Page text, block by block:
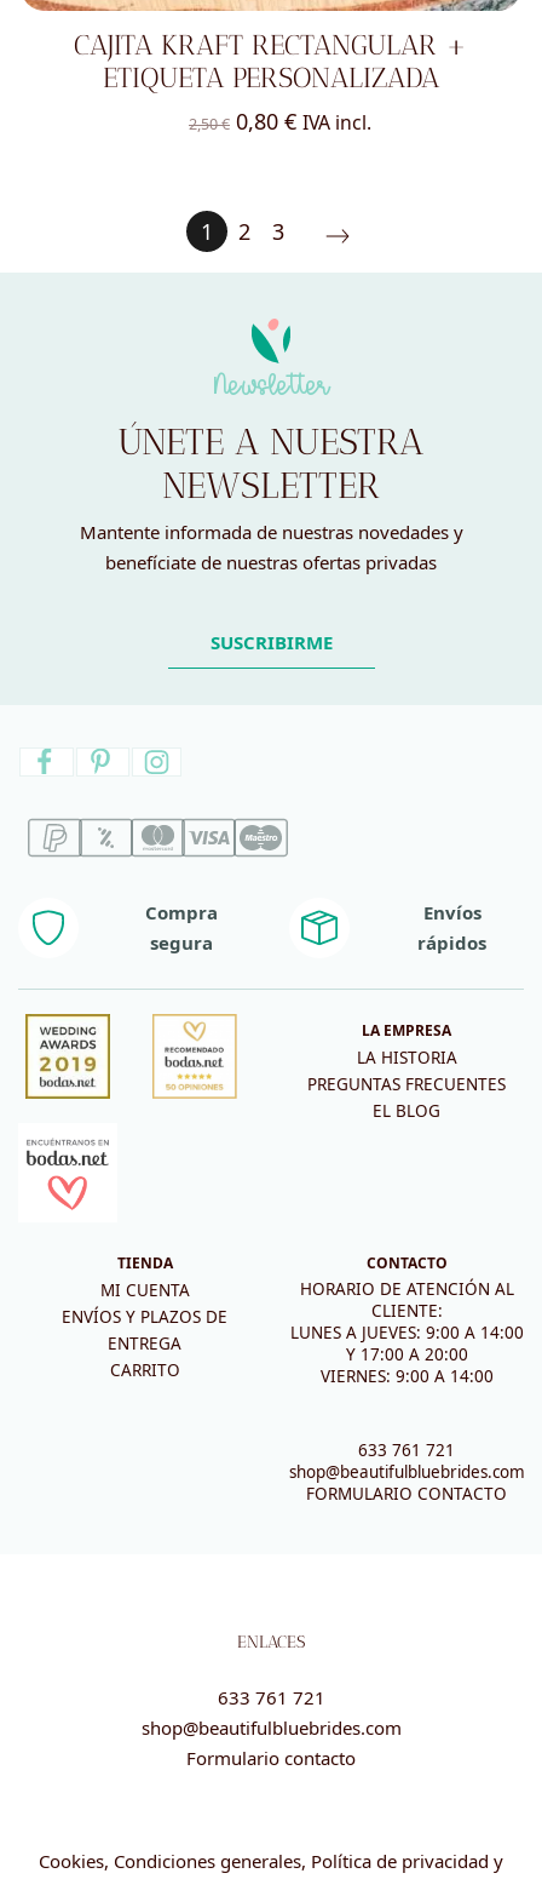
CAJITA KRAFT RECTANGULAR +
ETIQUETA PERSONALIZADA
2,50€ El
era:
2,50 €.
0,80 €El
0,80 €.
IVA incl.
1 2 3
Newsletter
ÚNETE A NUESTRA
NEWSLETTER
Mantente informada de nuestras novedades y
benefíciate de nuestras ofertas privadas
SUSCRIBIRME
Compra
segura
Envíos
rápidos
LA EMPRESA
LA HISTORIA
PREGUNTAS FRECUENTES
EL BLOG
TIENDA
MI CUENTA
ENVÍOS Y PLAZOS DE
ENTREGA
CARRITO
CONTACTO
HORARIO DE ATENCIÓN AL
CLIENTE:
LUNES A JUEVES: 9:00 A 14:00
Y 17:00 A 20:00
VIERNES: 9:00 A 14:00
633 761 721
shop@beautifulbluebrides.com
FORMULARIO CONTACTO
ENLACES
633 761 721
shop@beautifulbluebrides.com
Formulario contacto
Cookies, Condiciones generales, Política de privacidad y